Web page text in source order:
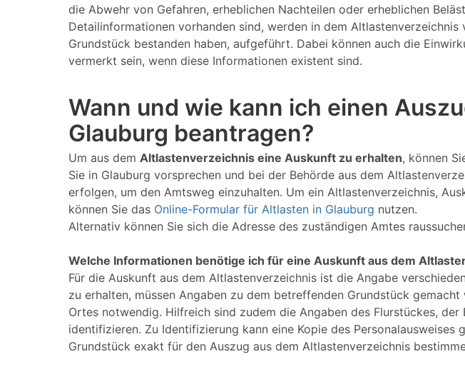
die Abwehr von Gefahren, erheblichen Nachteilen oder erheblichen
Detailinformationen vorhanden sind, werden in dem
Grundstück bestanden haben, aufgeführt. Dabei können auch die
vermerkt sein, wenn diese Informationen existent sind.
Wann und wie kann ich einen
Glauburg beantragen?
Um aus dem Altlastenverzeichnis eine Auskunft zu erhalten, können
Sie in Glauburg vorsprechen und bei der Behörde aus dem
erfolgen, um den Amtsweg einzuhalten. Um ein Altlastenverzeichnis,
können Sie das Online-Formular für Altlasten in Glauburg nutzen.
Alternativ können Sie sich die Adresse des zuständigen Amtes
Welche Informationen benötige ich für eine Auskunft aus dem
Für die Auskunft aus dem Altlastenverzeichnis ist die Angabe
zu erhalten, müssen Angaben zu dem betreffenden Grundstück
Ortes notwendig. Hilfreich sind zudem die Angaben des Flurstückes,
identifizieren. Zu Identifizierung kann eine Kopie des
Grundstück exakt für den Auszug aus dem Altlastenverzeichnis